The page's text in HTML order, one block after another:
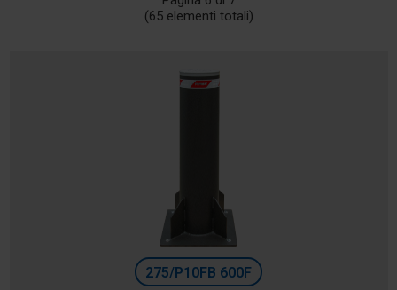
(65 elementi totali)
275/P10FB 600F